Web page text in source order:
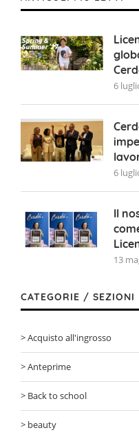
6
6
Il
13
CATEGORIE / SEZIONI
Acquisto all'ingrosso
Anteprime
Back to school
beauty